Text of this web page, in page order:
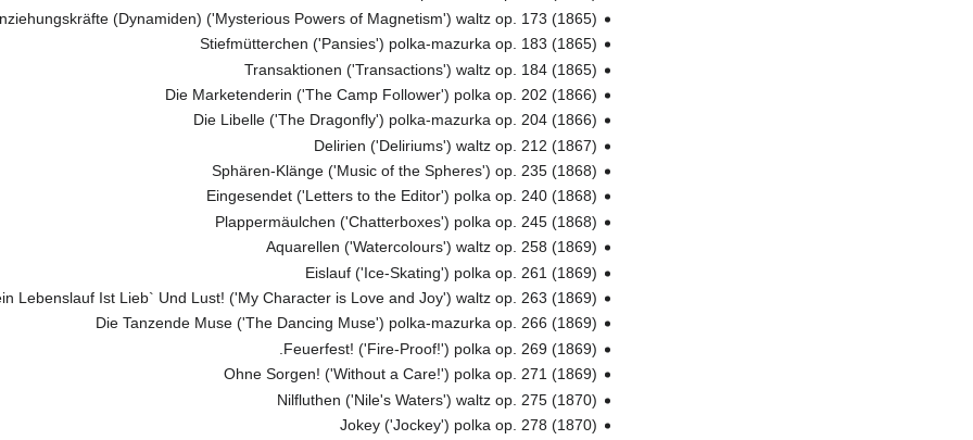
(Dynamiden) ('Mysterious Powers of Magnetism') waltz op. 173 (1865)
Stiefmütterchen ('Pansies') polka-mazurka op. 183 (1865)
Transaktionen ('Transactions') waltz op. 184 (1865)
Die Marketenderin ('The Camp Follower') polka op. 202 (1866)
Die Libelle ('The Dragonfly') polka-mazurka op. 204 (1866)
Delirien ('Deliriums') waltz op. 212 (1867)
Sphären-Klänge ('Music of the Spheres') op. 235 (1868)
Eingesendet ('Letters to the Editor') polka op. 240 (1868)
Plappermäulchen ('Chatterboxes') polka op. 245 (1868)
Aquarellen ('Watercolours') waltz op. 258 (1869)
Eislauf ('Ice-Skating') polka op. 261 (1869)
Lebenslauf Ist Lieb` Und Lust! ('My Character is Love and Joy') waltz op. 263 (1869)
Die Tanzende Muse ('The Dancing Muse') polka-mazurka op. 266 (1869)
Feuerfest! ('Fire-Proof!') polka op. 269 (1869).
Ohne Sorgen! ('Without a Care!') polka op. 271 (1869)
Nilfluthen ('Nile's Waters') waltz op. 275 (1870)
Jokey ('Jockey') polka op. 278 (1870)